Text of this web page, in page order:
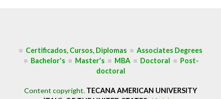
■ Certificados, Cursos, Diplomas ■ Associates Degrees
■ Bachelor's ■ Master's ■ MBA ■ Doctoral ■ Post-
doctoral
Content copyright. TECANA AMERICAN UNIVERSITY